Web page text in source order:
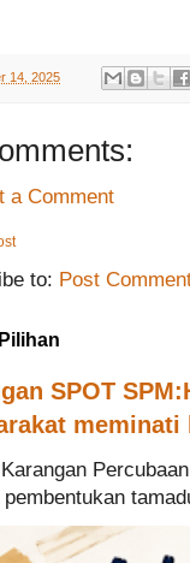
14, 2025
a Comment
to: Post
SPOT
meminati
pembentukan